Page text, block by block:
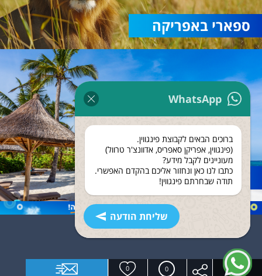
0
0
WhatsApp
ברוכים הבאים לקבוצת פינגווין.
(פינגווין, אפריקן סאפריס, אדוונצ'ר טרוול)
מעוניינים לקבל מידע?
כתבו לנו כאן ונחזור אליכם בהקדם האפשרי.
תודה שבחרתם פינגווין!
שליחת הודעה
ספארי באפריקה
נופש בזנזיבר